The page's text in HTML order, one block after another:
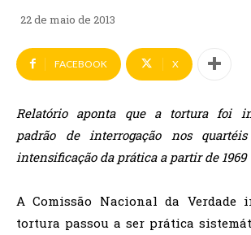
22 de maio de 2013
FACEBOOK X
Relatório aponta que a tortura foi
padrão de interrogação nos
intensificação da prática a partir de 1969
A Comissão Nacional da Verdade
tortura passou a ser prática